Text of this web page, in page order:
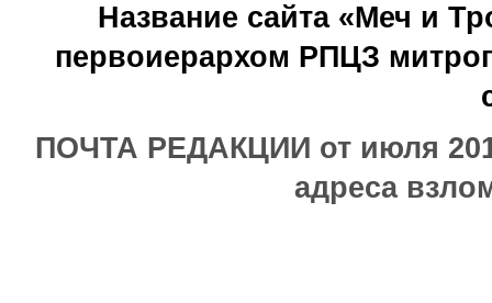
Название сайта «Меч и
первоиерархом РПЦЗ
ПОЧТА РЕДАКЦИИ от июля
адреса